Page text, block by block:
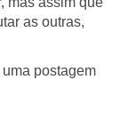
as outras,
postagem